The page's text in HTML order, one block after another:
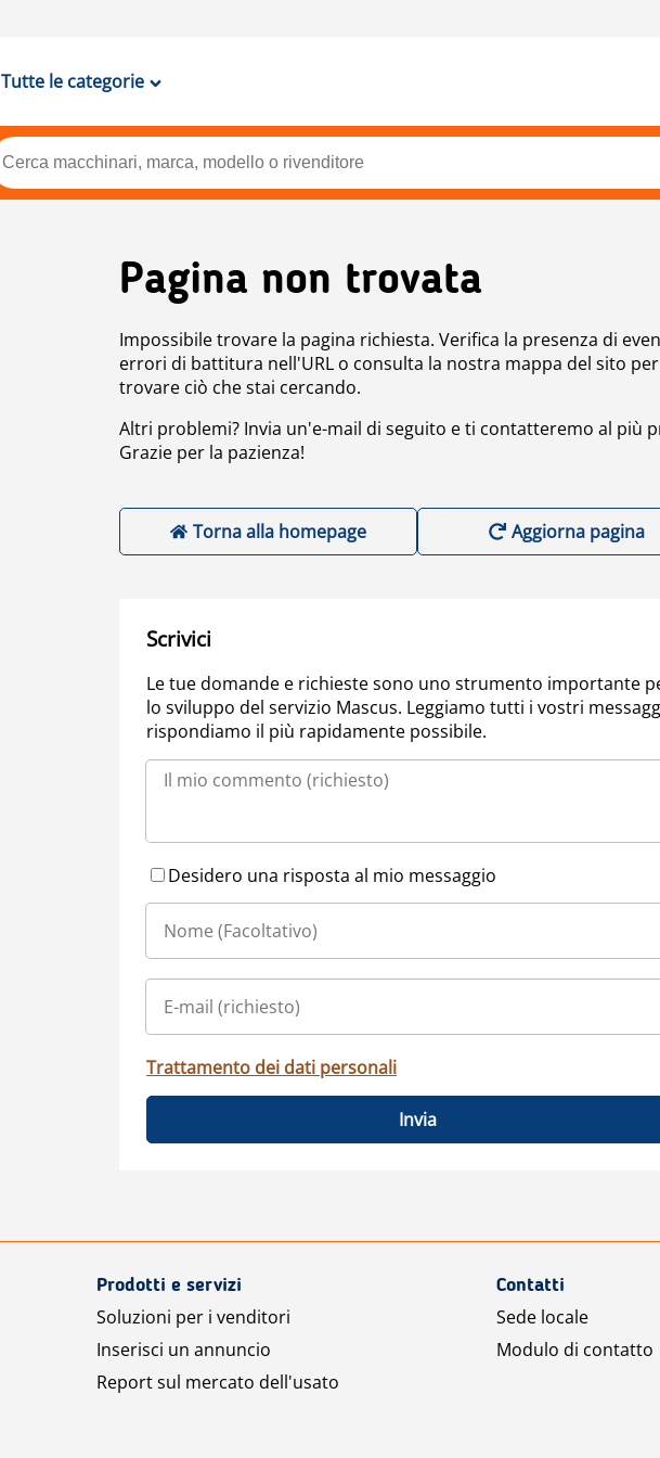
Tutte le categorie
Pagina non trovata
Impossibile trovare la pagina richiesta. Verifica la presenza di
errori di battitura nell'URL o consulta la nostra mappa del sito per
trovare ciò che stai cercando.
Altri problemi? Invia un'e-mail di seguito e ti contatteremo al più
Grazie per la pazienza!
Torna alla homepage Aggiorna pagina
Scrivici
Le tue domande e richieste sono uno strumento importante
lo sviluppo del servizio Mascus. Leggiamo tutti i vostri
rispondiamo il più rapidamente possibile.
Desidero una risposta al mio messaggio
Trattamento dei dati personali
Invia
Prodotti e servizi
Soluzioni per i venditori
Inserisci un annuncio
Report sul mercato dell'usato
Contatti
Sede locale
Modulo di contatto